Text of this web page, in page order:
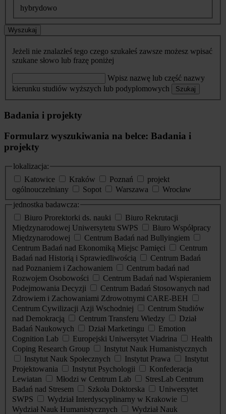
hybrydowo
Wyszukaj
Jeżeli nie znalazłeś tego czego szukałeś zawsze możesz wpisać
szukane słowo lub frazę poniżej
Wpisz nazwę lub część nazwy
kierunku studiów wyższych lub podyplomowych
Szukaj
Badania i projekty
Formularz wyszukiwania na belce: Badania i
projekty
lokalizacja:
Katowice
Kraków Poznań
projekt
ogólnouczelniany
Sopot Warszawa
Wrocław
jednostka badawcza:
Biuro Prorektorki ds. nauki
Biuro Rekrutacji
Międzynarodowej Uniwersytetu SWPS
Biuro Współpracy
Międzynarodowej
Centrum Badań nad Bullyingiem
Centrum Badań nad Ekonomiką Miejsc Pamięci
Centrum
Badań nad Historią i Sprawiedliwością
Centrum Badań
nad Poznaniem i Zachowaniem
Centrum badań nad
Rozwojem Osobowości
Centrum Badań nad Wspieraniem
Podejmowania Decyzji
Centrum Badań Stosowanych nad
Zdrowiem i Zachowaniami Zdrowotnymi CARE-BEH
Centrum Cywilizacji Azji Wschodniej
Centrum Studiów
nad Demokracją
Centrum Transferu Wiedzy
Dział
Badań Naukowych
Dział Marketingu
Emotion
Cognition Lab
Europejski Uniwersytet Viadrina
Health
Coping Research Group
Instytut Nauk Humanistycznych
Instytut Nauk Społecznych
Instytut Prawa
Instytut
Projektowania
Instytut Psychologii
Konfederacja
Lewiatan
Młodzi w Centrum Lab
StresLab Centrum
Badań nad Stresem
Szkoła Doktorska
Uniwersytet
SWPS
Wydział Interdyscyplinarny w Krakowie
Wydział Nauk Humanistycznych
Wydział Nauk